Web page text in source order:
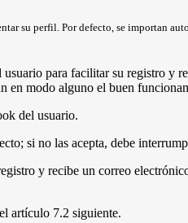
su perfil. Por defecto, se importan
para facilitar su registro
modo alguno el buen
del usuario.
si no las acepta, debe
y recibe un correo
artículo 7.2 siguiente.